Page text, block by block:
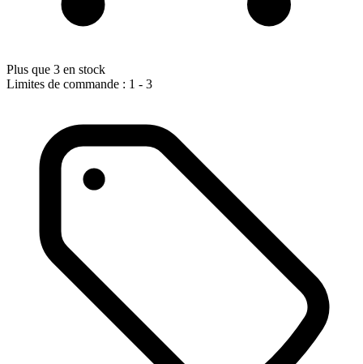
Plus que 3 en stock
Limites de commande : 1 - 3